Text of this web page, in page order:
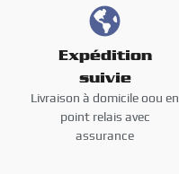
Expédition
suivie
Livraison à domicile oou en
point relais avec
assurance